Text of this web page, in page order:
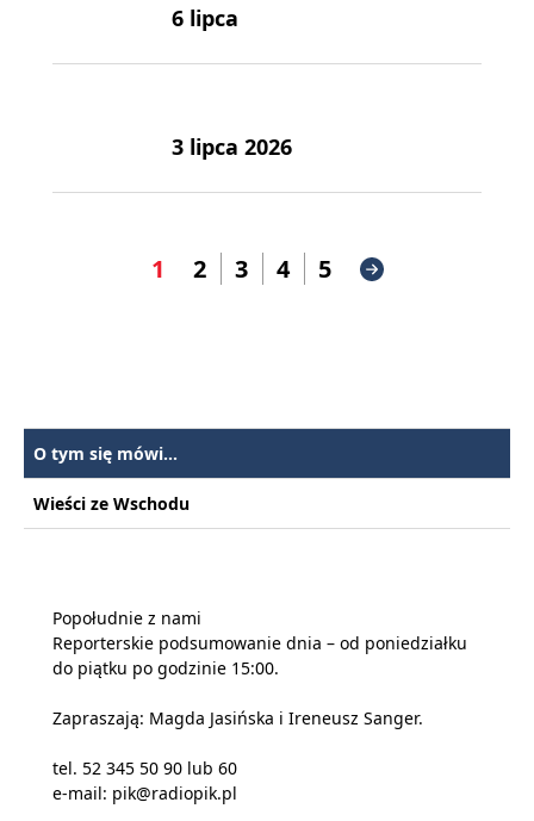
6 lipca
3 lipca 2026
1 2 3 4 5
O tym się mówi...
Wieści ze Wschodu
Popołudnie z nami
Reporterskie podsumowanie dnia – od poniedziałku
do piątku po godzinie 15:00.
Zapraszają: Magda Jasińska i Ireneusz Sanger.
tel. 52 345 50 90 lub 60
e-mail: pik@radiopik.pl